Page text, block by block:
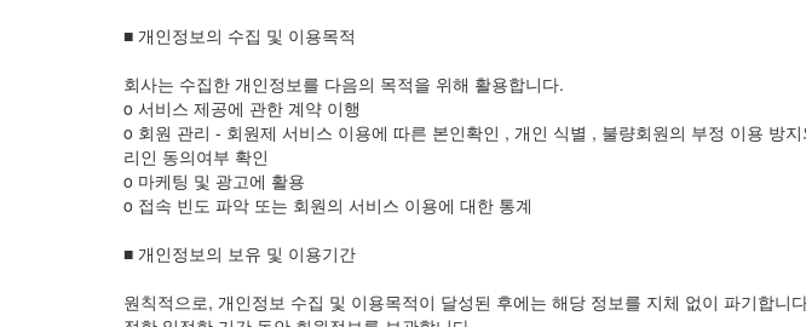
■ 개인정보의 수집 및 이용목적
회사는 수집한 개인정보를 다음의 목적을 위해 활용합니다.
ο 서비스 제공에 관한 계약 이행
ο 회원 관리 - 회원제 서비스 이용에 따른 본인확인 , 개인 식별 , 불량회원의 부정 이용 방
리인 동의여부 확인
ο 마케팅 및 광고에 활용
ο 접속 빈도 파악 또는 회원의 서비스 이용에 대한 통계
■ 개인정보의 보유 및 이용기간
원칙적으로, 개인정보 수집 및 이용목적이 달성된 후에는 해당 정보를 지체 없이 파기합